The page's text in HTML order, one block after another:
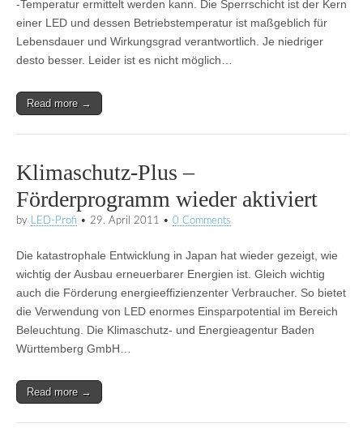
-Temperatur ermittelt werden kann. Die Sperrschicht ist der Kern
einer LED und dessen Betriebstemperatur ist maßgeblich für
Lebensdauer und Wirkungsgrad verantwortlich. Je niedriger
desto besser. Leider ist es nicht möglich…
Read more →
Klimaschutz-Plus –
Förderprogramm wieder aktiviert
by LED-Profi • 29. April 2011 • 0 Comments
Die katastrophale Entwicklung in Japan hat wieder gezeigt, wie
wichtig der Ausbau erneuerbarer Energien ist. Gleich wichtig
auch die Förderung energieeffizienzenter Verbraucher. So bietet
die Verwendung von LED enormes Einsparpotential im Bereich
Beleuchtung. Die Klimaschutz- und Energieagentur Baden
Württemberg GmbH…
Read more →